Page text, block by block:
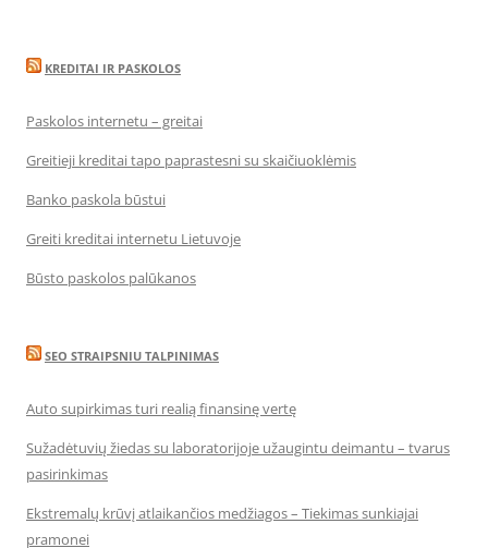
KREDITAI IR PASKOLOS
Paskolos internetu – greitai
Greitieji kreditai tapo paprastesni su skaičiuoklėmis
Banko paskola būstui
Greiti kreditai internetu Lietuvoje
Būsto paskolos palūkanos
SEO STRAIPSNIU TALPINIMAS
Auto supirkimas turi realią finansinę vertę
Sužadėtuvių žiedas su laboratorijoje užaugintu deimantu – tvarus
pasirinkimas
Ekstremalų krūvį atlaikančios medžiagos – Tiekimas sunkiajai
pramonei